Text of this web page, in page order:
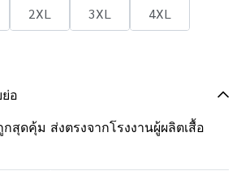
2XL 3XL 4XL
อ
กสุดคุ้ม ส่งตรงจากโรงงานผู้ผลิตเสื้อ